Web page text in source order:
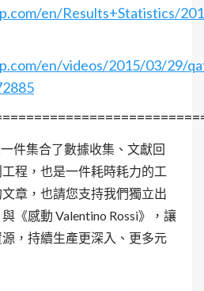
en/Results+Statistics/
en/videos/2015/03/29/
件集合了數據收集、文獻回
程，也是一件耗時耗力的工
章，也請您支持我們獨立出
《感動 Valentino Rossi》，讓
，持續生產更深入、更多元